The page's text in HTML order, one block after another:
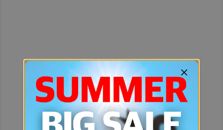
예상치 못한 에러입니다.